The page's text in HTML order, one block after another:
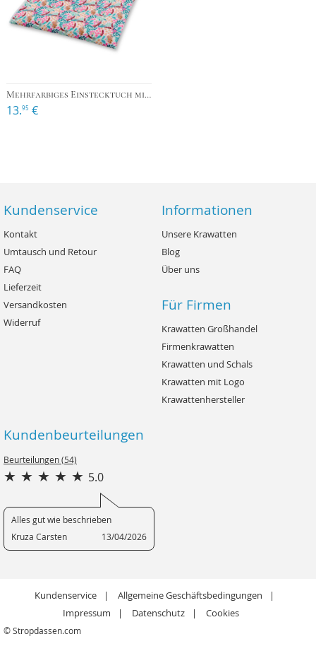
Mehrfarbiges Einstecktuch mit Blumenmotiv
13.95 €
Kundenservice
Kontakt
Umtausch und Retour
FAQ
Lieferzeit
Versandkosten
Widerruf
Informationen
Unsere Krawatten
Blog
Über uns
Für Firmen
Krawatten Großhandel
Firmenkrawatten
Krawatten und Schals
Krawatten mit Logo
Krawattenhersteller
Kundenbeurteilungen
Beurteilungen (54)
5.0
Alles gut wie beschrieben
Kruza Carsten
13/04/2026
Kundenservice
Allgemeine Geschäftsbedingungen
Impressum
Datenschutz Cookies
© Stropdassen.com